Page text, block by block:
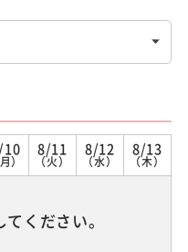
）
8/11
（火）
8/12
（水）
8/13
（木）
ください。